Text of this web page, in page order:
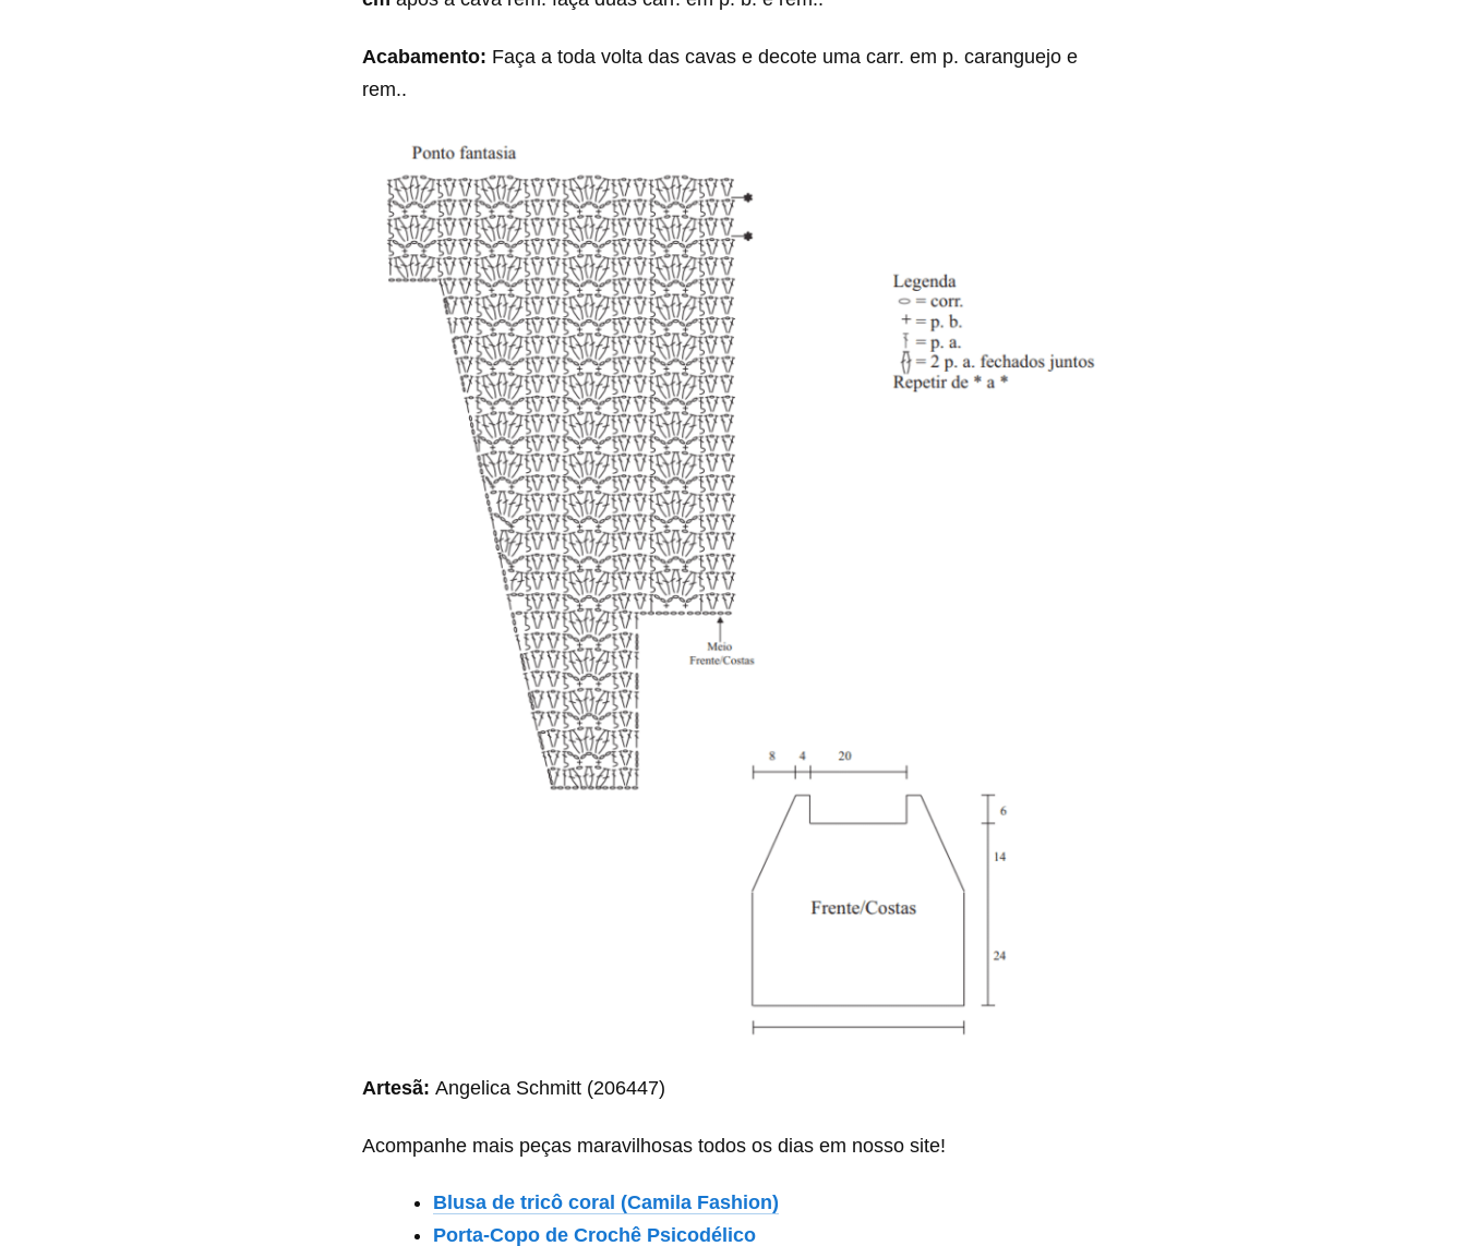
Acabamento: Faça a toda volta das cavas e decote uma carr. em p. caranguejo e
rem..
Artesã: Angelica Schmitt (206447)
Acompanhe mais peças maravilhosas todos os dias em nosso site!
Blusa de tricô coral (Camila Fashion)
Porta-Copo de Crochê Psicodélico